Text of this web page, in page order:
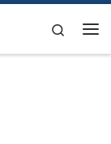
Search